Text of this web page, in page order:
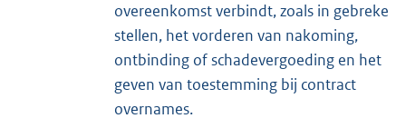
overeenkomst verbindt, zoals in gebreke
stellen, het vorderen van nakoming,
ontbinding of schadevergoeding en het
geven van toestemming bij contract
overnames.